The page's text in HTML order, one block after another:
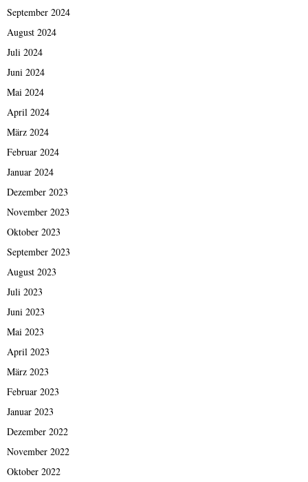
September 2024
August 2024
Juli 2024
Juni 2024
Mai 2024
April 2024
März 2024
Februar 2024
Januar 2024
Dezember 2023
November 2023
Oktober 2023
September 2023
August 2023
Juli 2023
Juni 2023
Mai 2023
April 2023
März 2023
Februar 2023
Januar 2023
Dezember 2022
November 2022
Oktober 2022